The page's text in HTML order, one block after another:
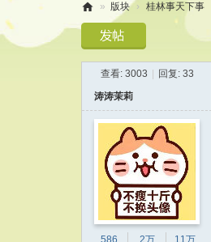
林
» 版块 › 桂林事天下事
查看: 3003 回复: 33
涛涛茉莉
586
2万
11万